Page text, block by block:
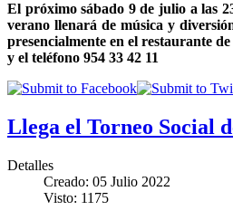
El próximo sábado 9 de julio a las
verano llenará de música y
presencialmente en el restaurante
y el teléfono 954 33 42 11
Llega el Torneo Social
Detalles
Creado: 05 Julio 2022
Visto: 1175